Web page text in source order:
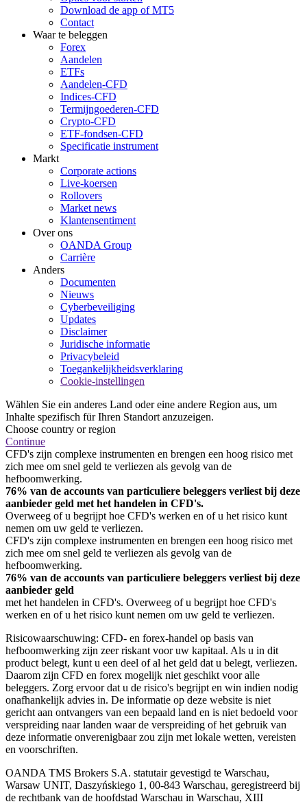
Download de app of MT5
Contact
Waar te beleggen
Forex
Aandelen
ETFs
Aandelen-CFD
Indices-CFD
Termijngoederen-CFD
Crypto-CFD
ETF-fondsen-CFD
Specificatie instrument
Markt
Corporate actions
Live-koersen
Rollovers
Market news
Klantensentiment
Over ons
OANDA Group
Carrière
Anders
Documenten
Nieuws
Cyberbeveiliging
Updates
Disclaimer
Juridische informatie
Privacybeleid
Toegankelijkheidsverklaring
Cookie-instellingen
Wählen Sie ein anderes Land oder eine andere Region aus, um
Inhalte spezifisch für Ihren Standort anzuzeigen.
Choose country or region
Continue
CFD's zijn complexe instrumenten en brengen een hoog risico met
zich mee om snel geld te verliezen als gevolg van de
hefboomwerking.
76% van de accounts van particuliere beleggers verliest bij deze
aanbieder geld met het handelen in CFD's.
Overweeg of u begrijpt hoe CFD's werken en of u het risico kunt
nemen om uw geld te verliezen.
CFD's zijn complexe instrumenten en brengen een hoog risico met
zich mee om snel geld te verliezen als gevolg van de
hefboomwerking.
76% van de accounts van particuliere beleggers verliest bij deze
aanbieder geld
met het handelen in CFD's. Overweeg of u begrijpt hoe CFD's
werken en of u het risico kunt nemen om uw geld te verliezen.
Risicowaarschuwing: CFD- en forex-handel op basis van
hefboomwerking zijn zeer riskant voor uw kapitaal. Als u in dit
product belegt, kunt u een deel of al het geld dat u belegt, verliezen.
Daarom zijn CFD en forex mogelijk niet geschikt voor alle
beleggers. Zorg ervoor dat u de risico's begrijpt en win indien nodig
onafhankelijk advies in. De informatie op deze website is niet
gericht aan ontvangers van een bepaald land en is niet bedoeld voor
verspreiding naar landen waar de verspreiding of het gebruik van
deze informatie onverenigbaar zou zijn met lokale wetten, vereisten
en voorschriften.
OANDA TMS Brokers S.A. statutair gevestigd te Warschau,
Warsaw UNIT, Daszyńskiego 1, 00-843 Warschau, geregistreerd bij
de rechtbank van de hoofdstad Warschau in Warschau, XIII